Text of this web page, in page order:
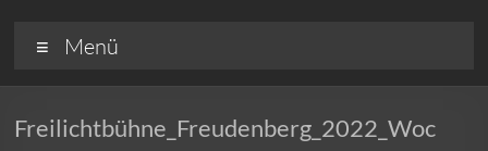
Menü
Freilichtbühne_Freudenberg_2022_Woc